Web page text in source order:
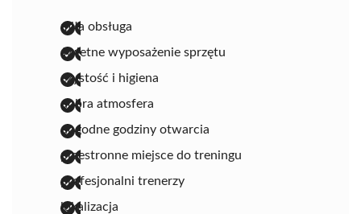
miła obsługa
świetne wyposażenie sprzętu
czystość i higiena
dobra atmosfera
dogodne godziny otwarcia
przestronne miejsce do treningu
profesjonalni trenerzy
lokalizacja